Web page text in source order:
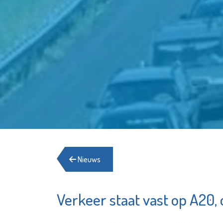
Nieuws
Verkeer staat vast op A20,
Franciscus